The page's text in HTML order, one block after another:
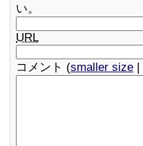
い。
URL
コメント (smaller size |